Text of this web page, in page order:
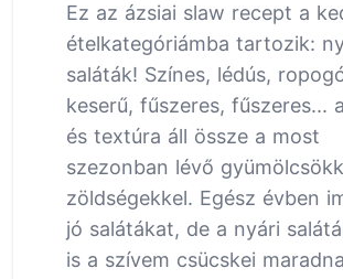
Ez az ázsiai slaw recept a
ételkategóriámba tartozik:
saláták! Színes, lédús,
keserű, fűszeres, fűszeres...
és textúra áll össze a most
szezonban lévő
zöldségekkel. Egész évben
jó salátákat, de a nyári
is a szívem csücskei